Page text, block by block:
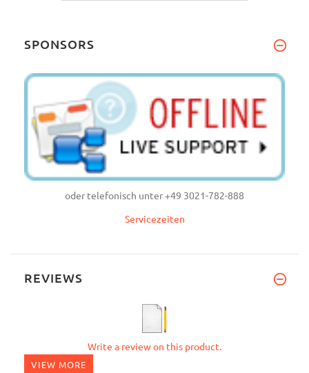
SPONSORS
oder telefonisch unter +49 3021-782-888
Servicezeiten
REVIEWS
Write a review on this product.
VIEW MORE